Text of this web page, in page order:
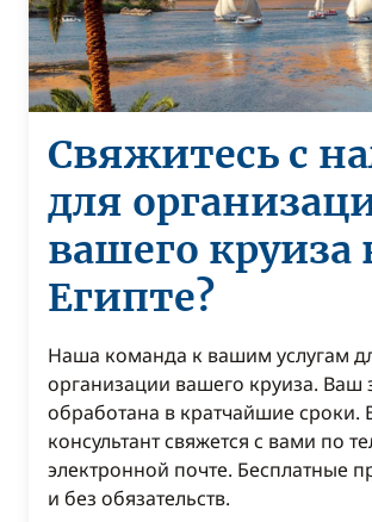
Свяжитесь с
для
вашего круиза
Египте?
Наша команда к вашим услугам
организации вашего круиза. Ваш
обработана в кратчайшие
консультант свяжется с вами по
электронной почте. Бесплатные
и без обязательств.